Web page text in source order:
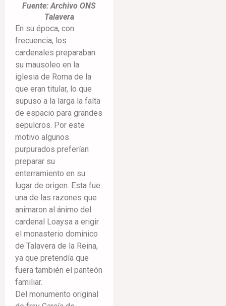
Fuente: Archivo ONS
Talavera
En su época, con
frecuencia, los
cardenales preparaban
su mausoleo en la
iglesia de Roma de la
que eran titular, lo que
supuso a la larga la falta
de espacio para grandes
sepulcros. Por este
motivo algunos
purpurados preferían
preparar su
enterramiento en su
lugar de origen. Esta fue
una de las razones que
animaron al ánimo del
cardenal Loaysa a erigir
el monasterio dominico
de Talavera de la Reina,
ya que pretendía que
fuera también el panteón
familiar.
Del monumento original